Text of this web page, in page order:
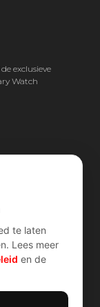
exclusieve
Watch
te laten
Lees meer
en de